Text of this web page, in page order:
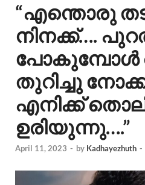
“എന്തൊരു
നിനക്ക്….
തുറിച്ചു
എനിക്ക്
ഉരിയുന്നു….”
April 11, 2023 - by Kadhayezhuth -